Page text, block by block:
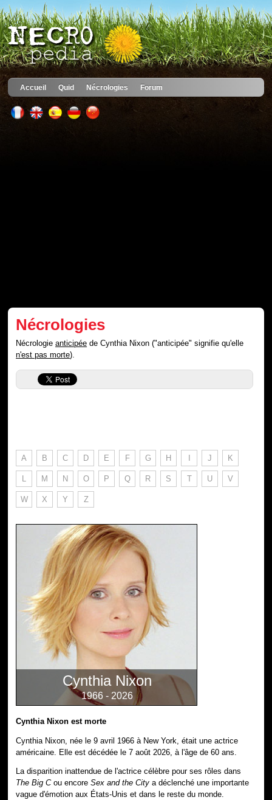
Accueil Quid Nécrologies Forum
Nécrologies
Nécrologieanticipée de Cynthia Nixon ("anticipée" signifie qu'elle
n'est pas morte).
A B C D E F G H I J K
L M N O P Q R S T U V
W X Y Z
Cynthia Nixon
1966 - 2026
Cynthia Nixon est morte
Cynthia Nixon, née le 9 avril 1966 à New York, était une actrice
américaine. Elle est décédée le 7 août 2026, à l'âge de 60 ans.
La disparition inattendue de l'actrice célèbre pour ses rôles dans
The Big Cou encoreSex and the City a déclenché une importante
vague d'émotion aux États-Unis et dans le reste du monde.